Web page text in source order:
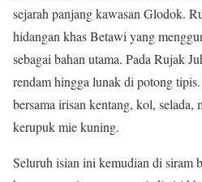
sejarah panjang kawasan Glodok.
hidangan khas Betawi yang
sebagai bahan utama. Pada Rujak
rendam hingga lunak di potong
bersama irisan kentang, kol, selada,
kerupuk mie kuning.
Seluruh isian ini kemudian di siram